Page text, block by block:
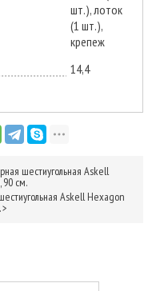
шт.), лоток
(1 шт.),
крепеж
14,4
шестиугольная Askell
90 см.
Askell Hexagon
>